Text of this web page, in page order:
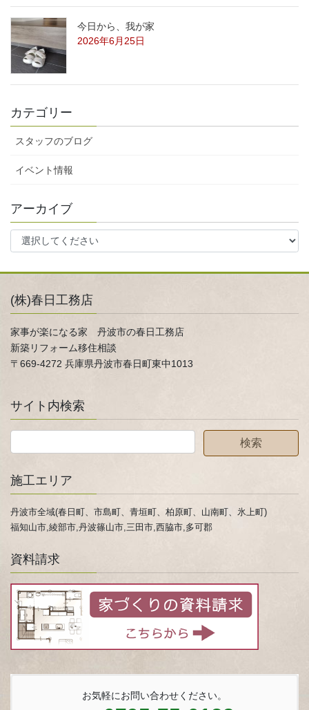
今日から、我が家
2026年6月25日
カテゴリー
スタッフのブログ
イベント情報
アーカイブ
(株)春日工務店
家事が楽になる家 丹波市の春日工務店
新築リフォーム移住相談
〒669-4272 兵庫県丹波市春日町東中1013
サイト内検索
施工エリア
丹波市全域(春日町、市島町、青垣町、柏原町、山南町、氷上町)
福知山市,綾部市,丹波篠山市,三田市,西脇市,多可郡
資料請求
お気軽にお問い合わせください。